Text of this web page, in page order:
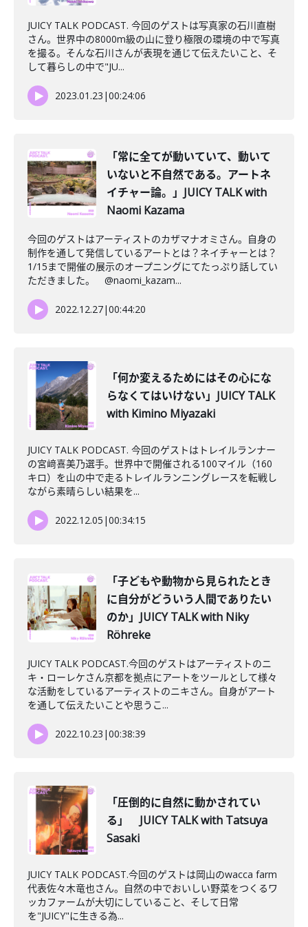
JUICY TALK PODCAST. 今回のゲストは写真家の石川直樹
さん。世界中の8000m級の山に登り極限の環境の中で写真
を撮る。そんな石川さんが表現を通じて伝えたいこと、そ
して暮らしの中で"JU...
2023.01.23 |00:24:06
「常に全てが動いていて、動いて
いないと不自然である。アートネ
イチャー論。」JUICY TALK with
Naomi Kazama
今回のゲストはアーティストのカザマナオミさん。自身の
制作を通して発信しているアートとは？ネイチャーとは？
1/15まで開催の展示のオープニングにてたっぷり話してい
ただきました。 @naomi_kazam...
2022.12.27|00:44:20
「何か変えるためにはその心にな
らなくてはいけない」JUICY TALK
with Kimino Miyazaki
JUICY TALK PODCAST. 今回のゲストはトレイルランナー
の宮﨑喜美乃選手。世界中で開催される100マイル（160
キロ）を山の中で走るトレイルランニングレースを転戦し
ながら素晴らしい結果を...
2022.12.05 |00:34:15
「子どもや動物から見られたとき
に自分がどういう人間でありたい
のか」JUICY TALK with Niky
Röhreke
JUICY TALK PODCAST.今回のゲストはアーティストのニ
キ・ローレケさん京都を拠点にアートをツールとして様々
な活動をしているアーティストのニキさん。自身がアート
を通して伝えたいことや思うこ...
2022.10.23 |00:38:39
「圧倒的に自然に動かされてい
る」 JUICY TALK with Tatsuya
Sasaki
JUICY TALK PODCAST.今回のゲストは岡山のwacca farm
代表佐々木竜也さん。自然の中でおいしい野菜をつくるワ
ッカファームが大切にしていること、そして日常
を"JUICY"に生きる為...